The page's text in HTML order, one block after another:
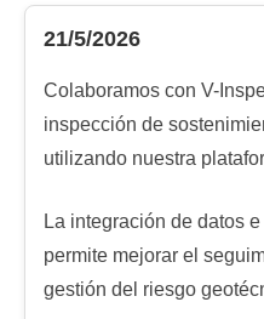
21/5/2026
Colaboramos con V-
inspección de
utilizando nuestra
La integración de datos
permite mejorar el
gestión del riesgo